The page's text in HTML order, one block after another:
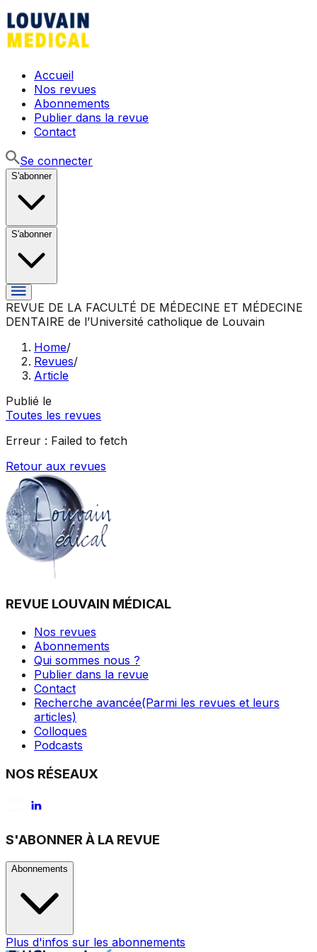
Accueil
Nos revues
Abonnements
Publier dans la revue
Contact
Se connecter
S'abonner
S'abonner
REVUE DE LA FACULTÉ DE MÉDECINE ET MÉDECINE
DENTAIRE de l’Université catholique de Louvain
Home/
Revues/
Article
Publié le
Toutes les revues
Erreur : Failed to fetch
Retour aux revues
REVUE LOUVAIN MÉDICAL
Nos revues
Abonnements
Qui sommes nous ?
Publier dans la revue
Contact
Recherche avancée(Parmi les revues et leurs
articles)
Colloques
Podcasts
NOS RÉSEAUX
S'ABONNER À LA REVUE
Abonnements
Plus d'infos sur les abonnements